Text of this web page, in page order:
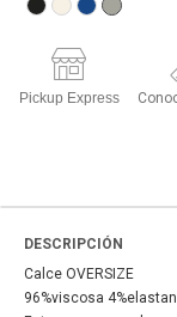
Pickup Express
DESCRIPCIÓN
Calce OVERSIZE
96%viscosa